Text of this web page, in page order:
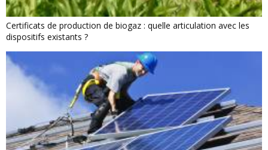
Certificats de production de biogaz : quelle articulation avec les
dispositifs existants ?